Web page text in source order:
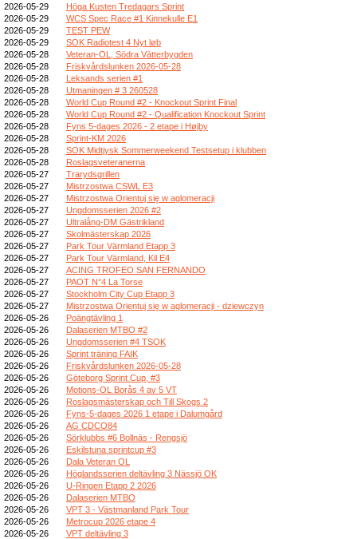
2026-05-29
Höga Kusten Tredagars Sprint
2026-05-29
WCS Spec Race #1 Kinnekulle E1
2026-05-29
TEST PEW
2026-05-29
SOK Radiotest 4 Nyt løb
2026-05-28
Veteran-OL, Södra Vätterbygden
2026-05-28
Friskvårdslunken 2026-05-28
2026-05-28
Leksands serien #1
2026-05-28
Utmaningen # 3 260528
2026-05-28
World Cup Round #2 - Knockout Sprint Final
2026-05-28
World Cup Round #2 - Qualification Knockout Sprint
2026-05-28
Fyns 5-dages 2026 - 2 etape i Højby
2026-05-28
Sprint-KM 2026
2026-05-28
SOK Midtjysk Sommerweekend Testsetup i klubben
2026-05-28
Roslagsveteranerna
2026-05-27
Trarydsgrillen
2026-05-27
Mistrzostwa CSWL E3
2026-05-27
Mistrzostwa Orientuj się w aglomeracji
2026-05-27
Ungdomsserien 2026 #2
2026-05-27
Ultralång-DM Gästrikland
2026-05-27
Skolmästerskap 2026
2026-05-27
Park Tour Värmland Etapp 3
2026-05-27
Park Tour Värmland, Kil E4
2026-05-27
ACING TROFEO SAN FERNANDO
2026-05-27
PAOT N°4 La Torse
2026-05-27
Stockholm City Cup Etapp 3
2026-05-27
Mistrzostwa Orientuj się w aglomeracji - dziewczyn
2026-05-26
Poängtävling 1
2026-05-26
Dalaserien MTBO #2
2026-05-26
Ungdomsserien #4 TSOK
2026-05-26
Sprint träning FAIK
2026-05-26
Friskvårdslunken 2026-05-28
2026-05-26
Göteborg Sprint Cup, #3
2026-05-26
Motions-OL Borås 4 av 5 VT
2026-05-26
Roslagsmästerskap och Till Skogs 2
2026-05-26
Fyns-5-dages 2026 1 etape i Dalumgård
2026-05-26
AG CDCO84
2026-05-26
Sörklubbs #6 Bollnäs - Rengsjö
2026-05-26
Eskilstuna sprintcup #3
2026-05-26
Dala Veteran OL
2026-05-26
Höglandsserien deltävling 3 Nässjö OK
2026-05-26
U-Ringen Etapp 2 2026
2026-05-26
Dalaserien MTBO
2026-05-26
VPT 3 - Västmanland Park Tour
2026-05-26
Metrocup 2026 etape 4
2026-05-26
VPT deltävling 3